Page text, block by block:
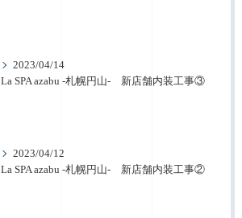
2023/04/14
La SPA azabu -札幌円山- 新店舗内装工事③
2023/04/12
La SPA azabu -札幌円山- 新店舗内装工事②